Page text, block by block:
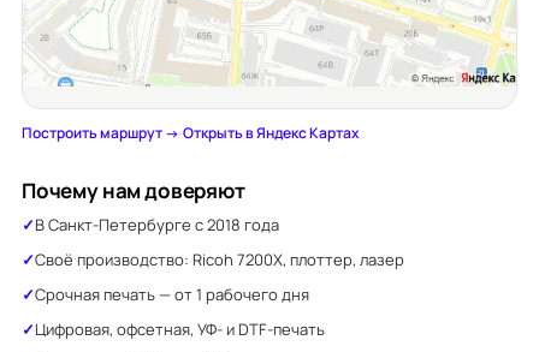
Построить маршрут →·Открыть в Яндекс Картах
Почему нам доверяют
В Санкт-Петербурге с 2018 года
Своё производство: Ricoh 7200X, плоттер, лазер
Срочная печать — от 1 рабочего дня
Цифровая, офсетная, УФ- и DTF-печать